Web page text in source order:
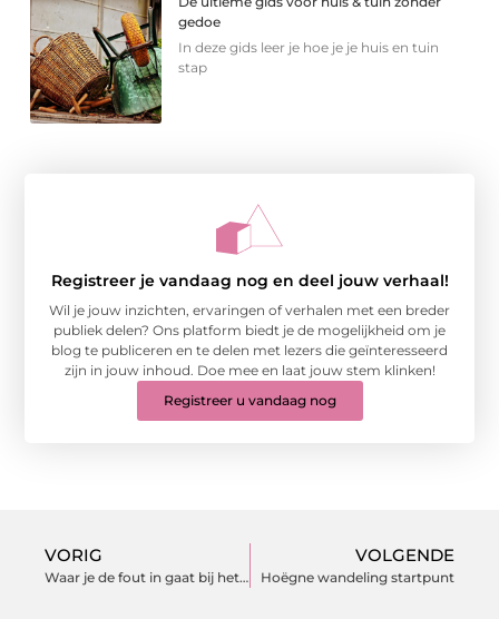
gedoe
In deze gids leer je hoe je je huis en tuin
stap
Registreer je vandaag nog en deel jouw verhaal!
Wil je jouw inzichten, ervaringen of verhalen met een breder
publiek delen? Ons platform biedt je de mogelijkheid om je
blog te publiceren en te delen met lezers die geïnteresseerd
zijn in jouw inhoud. Doe mee en laat jouw stem klinken!
Registreer u vandaag nog
VORIG
Waar je de fout in gaat bij het bleken van je tanden.
VOLGENDE
Hoëgne wandeling startpunt